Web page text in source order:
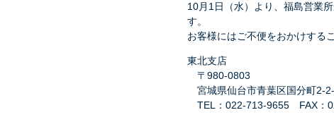
10月1日（水）より、福島営業
す。
お客様にはご不便をおかけする
東北支店
〒980-0803
宮城県仙台市青葉区国分町2-
TEL：022-713-9655 FAX：